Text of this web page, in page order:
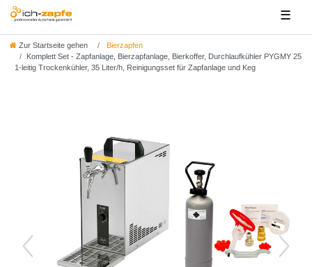
☰
Zur Startseite gehen
Bierzapfen
Komplett Set - Zapfanlage, Bierzapfanlage, Bierkoffer, Durchlaufkühler PYGMY 25
1-leitig Trockenkühler, 35 Liter/h, Reinigungsset für Zapfanlage und Keg